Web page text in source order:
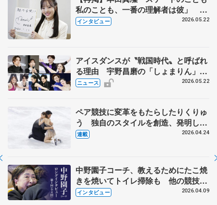
私のことも、一番の理解者は彼」 引
退時の単独インタビューで語った競技
インタビュー 2026.05.22
アイスダンスが〝戦国時代〟と呼ばれ
る理由 宇野昌磨の「しょまりん」ら
実力者が相次いで参戦 国内の競争激
ニュース 2026.05.22
ペア競技に変革をもたらしたりくりゅ
う 独自のスタイルを創造、発明した
【引退発表後②】
連載 2026.04.24
中野園子コーチ、教えるためにたこ焼
きを焼いてトイレ掃除も 他の競技に
も通用するという坂本花織の筋肉
インタビュー 2026.04.09